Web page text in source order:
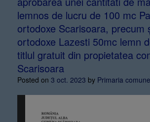
lemnos de lucru de 100 mc
ortodoxe Scarisoara, precum
ortodoxe Lazesti 50mc lemn
titlul gratuit din propietatea
Scarisoara
Posted on 3 oct. 2023 by Primaria